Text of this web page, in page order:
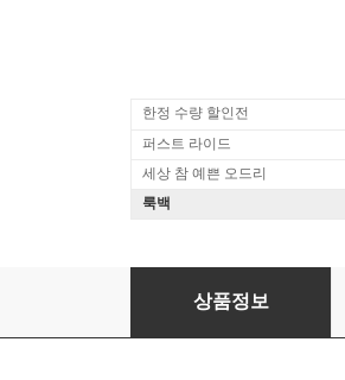
한정 수량 할인전
퍼스트 라이드
세상 참 예쁜 오드리
룩백
Oleh Krysa / Barry
상품정보